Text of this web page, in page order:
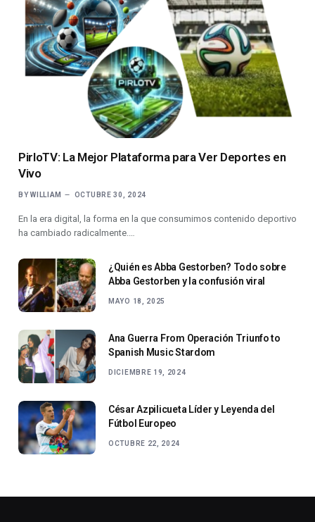
PirloTV: La Mejor Plataforma para Ver Deportes en
Vivo
BY WILLIAM OCTUBRE 30, 2024
En la era digital, la forma en la que consumimos contenido deportivo
ha cambiado radicalmente.…
¿Quién es Abba Gestorben? Todo sobre
Abba Gestorben y la confusión viral
MAYO 18, 2025
Ana Guerra From Operación Triunfo to
Spanish Music Stardom
DICIEMBRE 19, 2024
César Azpilicueta Líder y Leyenda del
Fútbol Europeo
OCTUBRE 22, 2024